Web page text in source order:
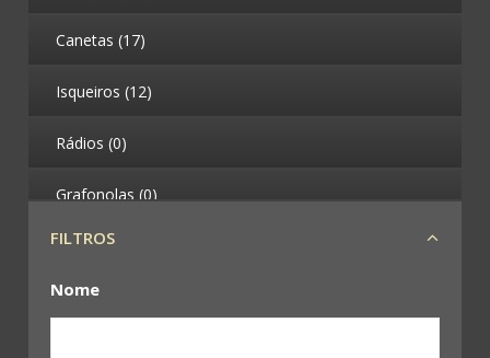
Canetas (17)
Isqueiros (12)
Rádios (0)
Grafonolas (0)
Telefones (0)
Máquinas Fotográficas (4)
FILTROS
Nome